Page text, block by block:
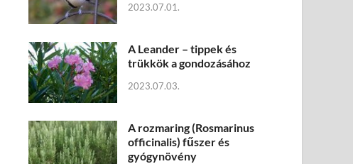
2023.07.01.
A Leander – tippek és
trükkök a gondozásához
2023.07.03.
A rozmaring (Rosmarinus
officinalis) fűszer és
gyógynövény